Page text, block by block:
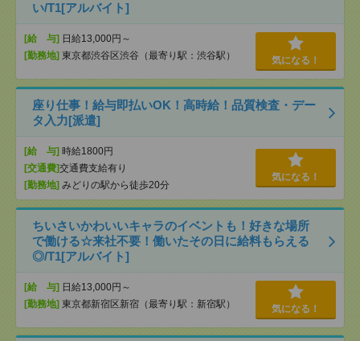
い/T1[アルバイト]
[給 与] 日給13,000円～
[勤務地] 東京都渋谷区渋谷（最寄り駅：渋谷駅） 気になる！
座り仕事！給与即払いOK！高時給！品質検査・デー
タ入力[派遣]
[給 与] 時給1800円
[交通費]交通費支給有り
[勤務地] みどりの駅から徒歩20分
気になる！
ちいさいかわいいキャラのイベントも！好きな場所
で働ける☆来社不要！働いたその日に給料もらえる
◎/T1[アルバイト]
[給 与] 日給13,000円～
[勤務地] 東京都新宿区新宿（最寄り駅：新宿駅） 気になる！